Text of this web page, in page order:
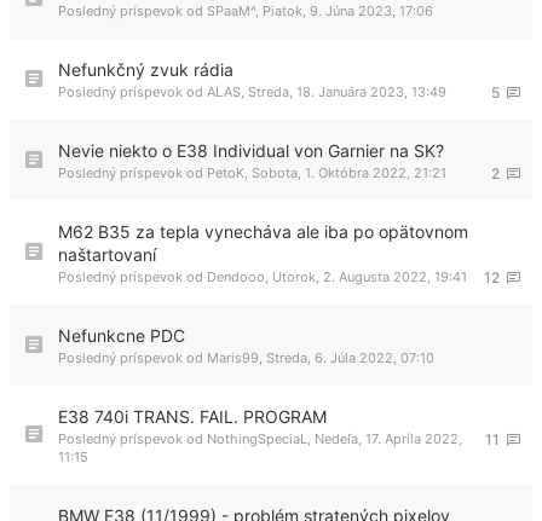
Posledný príspevok od SPaaM^, Piatok, 9. Júna 2023, 17:06
Nefunkčný zvuk rádia
5
Posledný príspevok od ALAS Streda, 18. Januára 2023, 13:49
Nevie niekto o E38 Individual von Garnier na SK?
2
Posledný príspevok od PetoK Sobota, 1. Októbra 2022, 21:21
M62 B35 za tepla vynecháva ale iba po opätovnom
naštartovaní
12
Posledný príspevok od Dendooo Utorok, 2. Augusta 2022, 19:41
Nefunkcne PDC
Posledný príspevok od Maris99 Streda, 6. Júla 2022, 07:10
E38 740i TRANS. FAIL. PROGRAM
11
Posledný príspevok od NothingSpeciaL
Nedeľa, 17. Apríla 2022,
11:15
BMW E38 (11/1999) - problém stratených pixelov